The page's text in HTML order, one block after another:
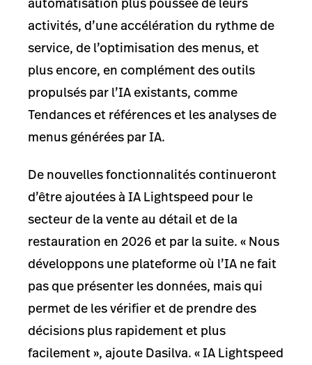
activités, d’une accélération du rythme de
service, de l’optimisation des menus, et
plus encore, en complément des outils
propulsés par l’IA existants, comme
Tendances et références et les analyses de
menus générées par IA.
De nouvelles fonctionnalités continueront
d’être ajoutées à IA Lightspeed pour le
secteur de la vente au détail et de la
restauration en 2026 et par la suite. « Nous
développons une plateforme où l’IA ne fait
pas que présenter les données, mais qui
permet de les vérifier et de prendre des
décisions plus rapidement et plus
facilement », ajoute Dasilva. « IA Lightspeed